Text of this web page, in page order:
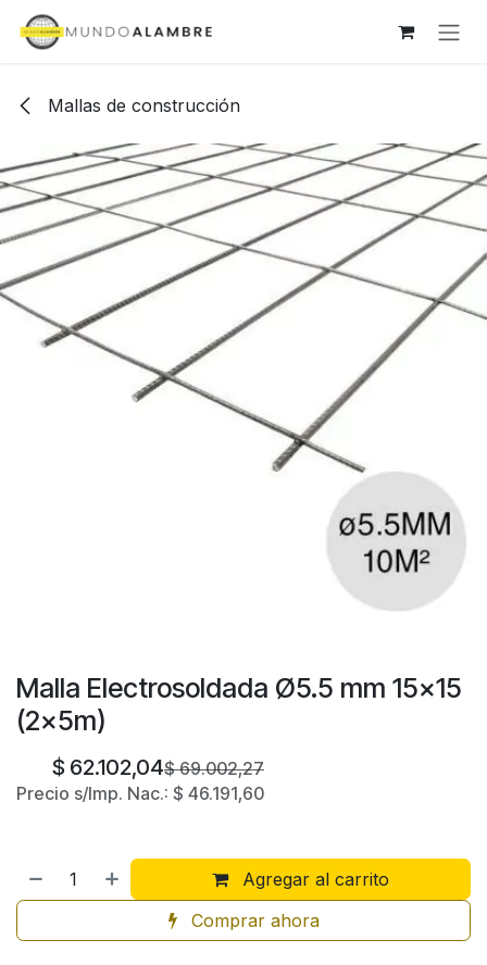
Ir al contenido
Mallas de construcción
Malla Electrosoldada Ø5.5 mm 15x15
(2x5m)
$ 62.102,04$69.002,27
Precio s/Imp. Nac.: $ 46.191,60
Agregar al carrito
Comprar ahora